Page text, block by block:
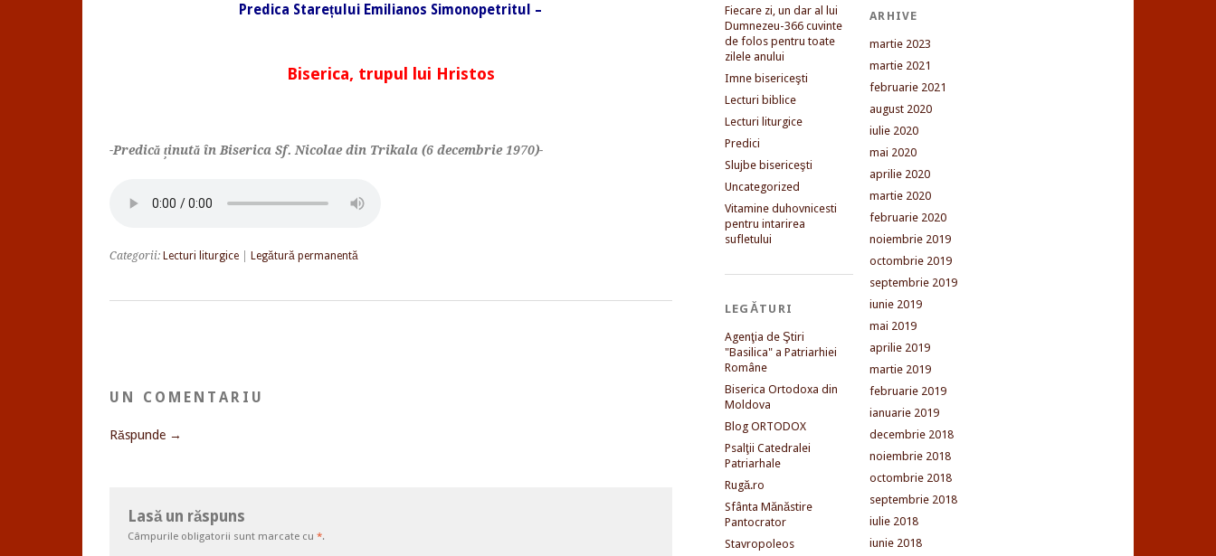
Predica Starețului Emilianos Simonopetritul –
Biserica, trupul lui Hristos
-Predică ținută în Biserica Sf. Nicolae din Trikala (6 decembrie 1970)-
Categorii: Lecturi liturgice Legătură permanentă
UN COMENTARIU
Răspunde →
Lasă un răspuns
Câmpurile obligatorii sunt marcate cu *.
Fiecare zi, un dar al lui
Dumnezeu-366 cuvinte
de folos pentru toate
zilele anului
Imne bisericeşti
Lecturi biblice
Lecturi liturgice
Predici
Slujbe bisericeşti
Uncategorized
Vitamine duhovnicesti
pentru intarirea
sufletului
LEGĂTURI
Agenţia de Ştiri
"Basilica" a Patriarhiei
Române
Biserica Ortodoxa din
Moldova
Blog ORTODOX
Psalţii Catedralei
Patriarhale
Rugă.ro
Sfânta Mănăstire
Pantocrator
Stavropoleos
ARHIVE
martie 2023
martie 2021
februarie 2021
august 2020
iulie 2020
mai 2020
aprilie 2020
martie 2020
februarie 2020
noiembrie 2019
octombrie 2019
septembrie 2019
iunie 2019
mai 2019
aprilie 2019
martie 2019
februarie 2019
ianuarie 2019
decembrie 2018
noiembrie 2018
octombrie 2018
septembrie 2018
iulie 2018
iunie 2018